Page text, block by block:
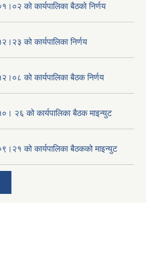
को कार्यपालिका बैठको निर्णय
को कार्यपालिका निर्णय
को कार्यपालिका बैठक निर्णय
२६ को कार्यपालिका बैठक माइन्युट
को कार्यपालिका बैठकको माइन्युट